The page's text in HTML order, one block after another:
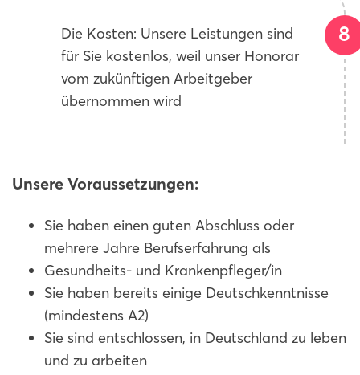
Die Kosten: Unsere Leistungen sind
für Sie kostenlos, weil unser Honorar
vom zukünftigen Arbeitgeber
übernommen wird
Unsere Voraussetzungen:
Sie haben einen guten Abschluss oder
mehrere Jahre Berufserfahrung als
Gesundheits- und Krankenpfleger/in
Sie haben bereits einige Deutschkenntnisse
(mindestens A2)
Sie sind entschlossen, in Deutschland zu leben
und zu arbeiten